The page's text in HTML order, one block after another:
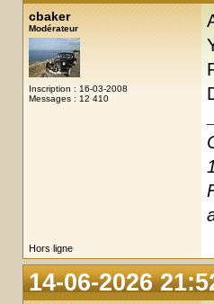
cbaker
Modérateur
Inscription : 16-03-2008
Messages : 12 410
Hors ligne
14-06-2026